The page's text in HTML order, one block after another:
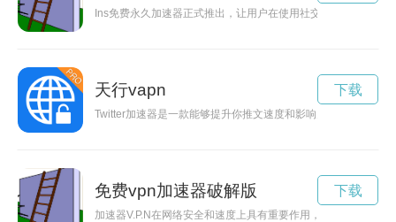
Ins免费永久加速器正式推出，让用户在使用社交平台时更畅快
天行vapn
Twitter加速器是一款能够提升你推文速度和影响力的工具，让你
下载
免费vpn加速器破解版
加速器V.P.N在网络安全和速度上具有重要作用，然而破解版的
下载